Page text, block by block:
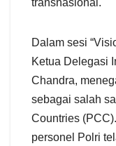
Dalam sesi
Ketua Delegasi
Chandra,
sebagai salah
Countries
personel Polri